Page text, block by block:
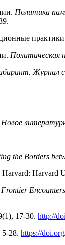
Политика
практики.
Политическая
Журнал
Новое
the Borders
Harvard
Frontier
17-30. http://
5-28. https://